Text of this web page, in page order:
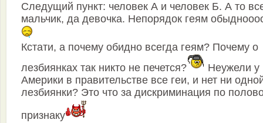
Следущий пункт: человек А и человек Б. А то
мальчик, да девочка. Непорядок геям
Кстати, а почему обидно всегда геям? Почему о
лезбиянках так никто не печется?
Неужели у
Америки в правительстве все геи, и нет ни
лезбиянки? Это что за дискриминация по
признаку